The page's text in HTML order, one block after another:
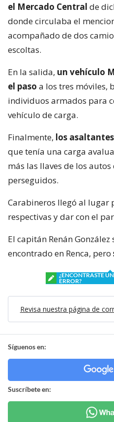
el Mercado Central de
donde circulaba el
acompañado de dos
escoltas.
En la salida, un vehículo
el paso a los tres móviles,
individuos armados para
vehículo de carga.
Finalmente, los
que tenía una carga
más las llaves de los
perseguidos.
Carabineros llegó al lugar
respectivas y dar con el
El capitán Renán
encontrado en Renca, pero
¿ENCONTRASTE UN
ERROR?
Revisa nuestra página de
Síguenos en:
Suscríbete en: